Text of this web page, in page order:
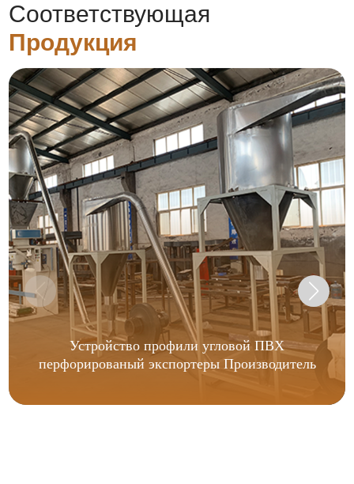
Соответствующая
Продукция
Устройство профили угловой ПВХ
перфорированый экспортеры Производитель